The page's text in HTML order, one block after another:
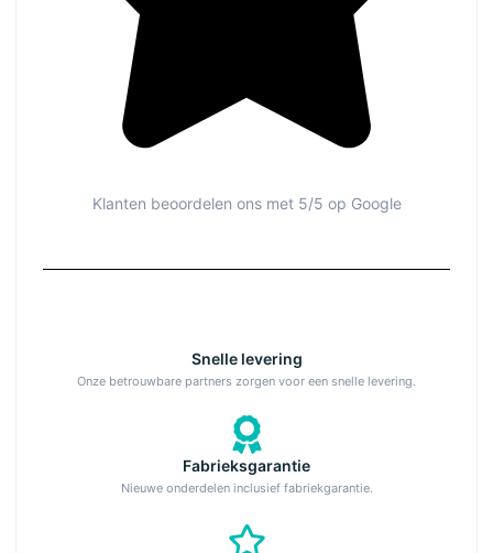
Klanten beoordelen ons met 5/5 op Google
Snelle levering
Onze betrouwbare partners zorgen voor een snelle levering.
Fabrieksgarantie
Nieuwe onderdelen inclusief fabriekgarantie.